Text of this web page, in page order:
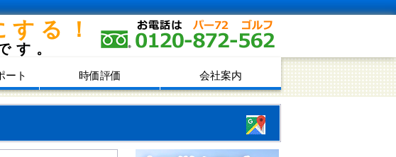
る！
す。
ート 時価評価 会社案内